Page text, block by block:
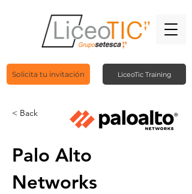
Solicita tu invitación LiceoTic Training
< Back
Palo Alto
Networks